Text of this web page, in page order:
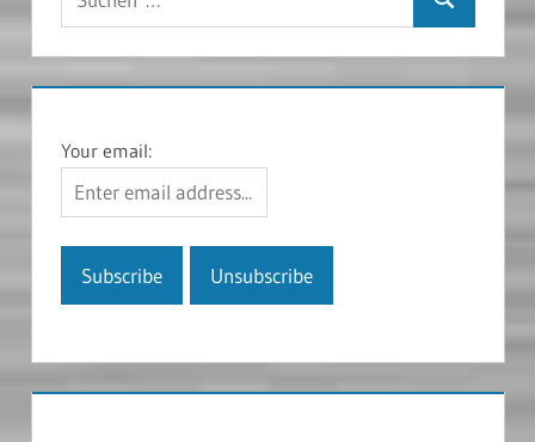
Suchen
Your email: